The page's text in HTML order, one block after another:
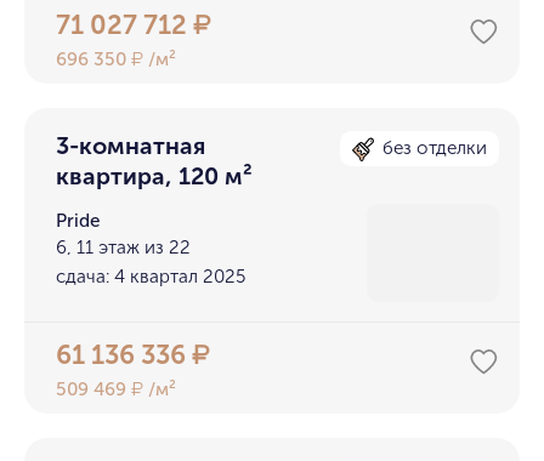
71 027 712₽
696 350₽ /м²
3-комнатная
квартира, 120 м²
без отделки
Pride
6, 11 этаж из 22
сдача: 4 квартал 2025
61 136 336₽
509 469₽ /м²